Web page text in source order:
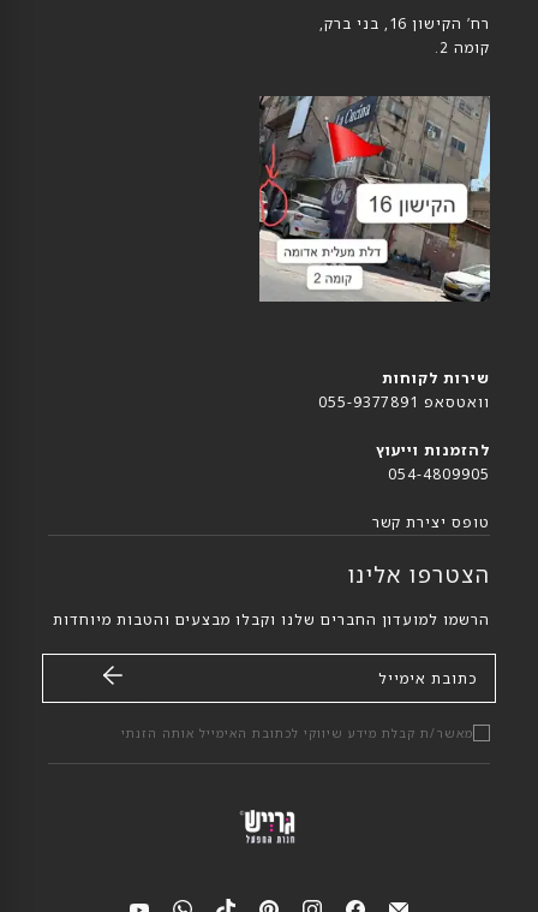
רח’ הקישון 16, בני ברק,
קומה 2.
שירות לקוחות
וואטסאפ 055-9377891
להזמנות וייעוץ
054-4809905
טופס יצירת קשר
הצטרפו אלינו
הרשמו למועדון החברים שלנו וקבלו מבצעים והטבות מיוחדות
כתובת אימייל
מאשר/ת קבלת מידע שיווקי לכתובת האימייל אותה הזנתי
מצאי מצאי מצאי מצאי מצאי מצאי